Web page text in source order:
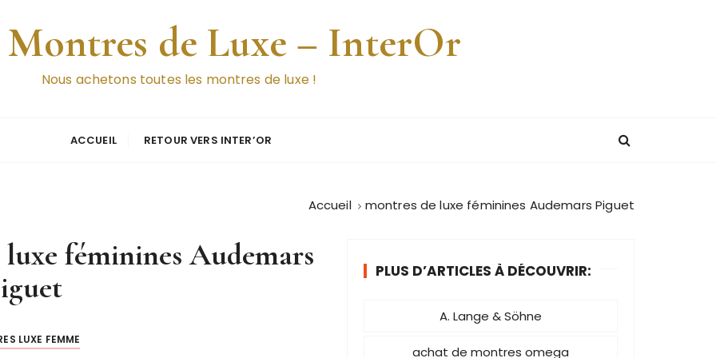
de Luxe – InterOr
Nous achetons toutes les montres de luxe !
ACCUEIL RETOUR VERS INTER’OR
Accueil montres de luxe féminines Audemars Piguet
féminines Audemars
LUXE FEMME
PLUS D’ARTICLES À DÉCOUVRIR:
A. Lange & Söhne
achat de montres omega